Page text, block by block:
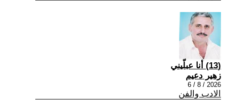
(13) أنا عبلّيني
زهير دعيم
2026 / 8 / 6
الادب والفن